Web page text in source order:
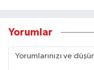
Yorumlar